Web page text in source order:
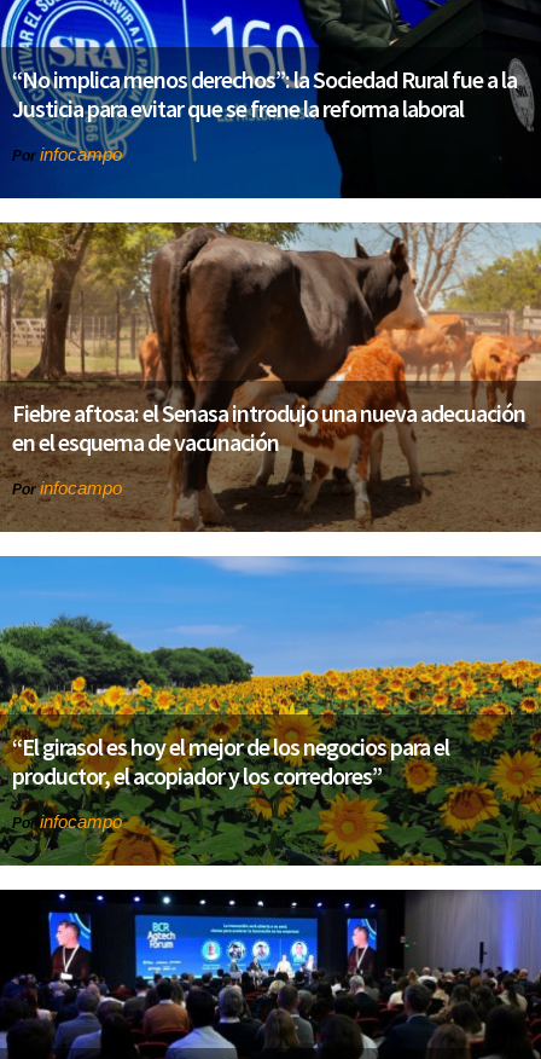
“No implica menos derechos”: la Sociedad Rural fue a la
Justicia para evitar que se frene la reforma laboral
Por infocampo
Fiebre aftosa: el Senasa introdujo una nueva adecuación
en el esquema de vacunación
Porinfocampo
“El girasol es hoy el mejor de los negocios para el
productor, el acopiador y los corredores”
Por infocampo